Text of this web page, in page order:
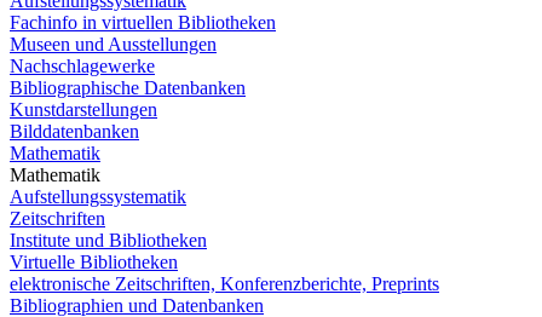
Fachinfo in virtuellen Bibliotheken
Museen und Ausstellungen
Nachschlagewerke
Bibliographische Datenbanken
Kunstdarstellungen
Bilddatenbanken
Mathematik
Mathematik
Aufstellungssystematik
Zeitschriften
Institute und Bibliotheken
Virtuelle Bibliotheken
elektronische Zeitschriften, Konferenzberichte, Preprints
Bibliographien und Datenbanken